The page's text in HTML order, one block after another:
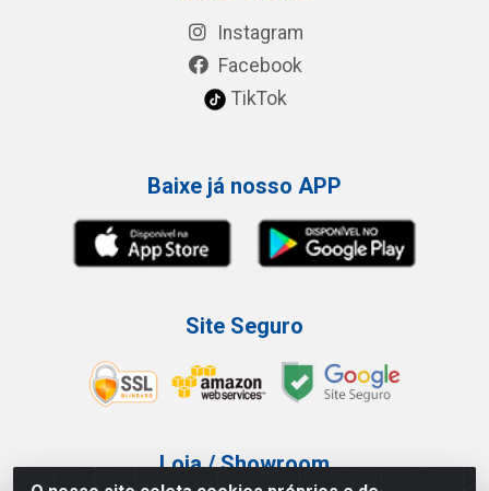
Instagram
Facebook
TikTok
Baixe já nosso APP
Site Seguro
Loja / Showroom